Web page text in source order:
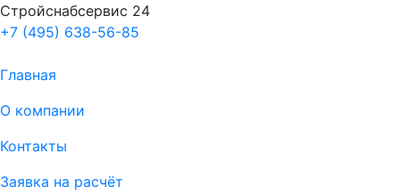
Стройснабсервис 24
+7 (495) 638-56-85
Главная
О компании
Контакты
Заявка на расчёт